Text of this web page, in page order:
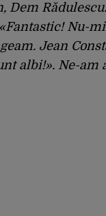
Dem
Nu-
Jean
albi!». Ne-am